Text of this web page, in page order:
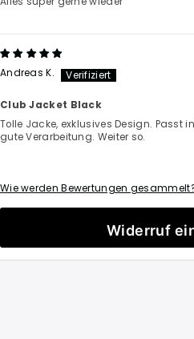
Andreas K.
Club Jacket Black
Tolle Jacke, exklusives Design. Passt
gute Verarbeitung. Weiter so.
Wie werden Bewertungen
Widerruf